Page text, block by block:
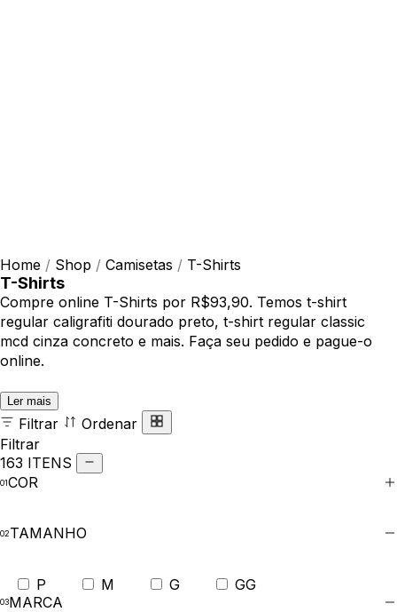
Home / Shop / Camisetas / T-Shirts
T-Shirts
Compre online T-Shirts por R$93,90. Temos t-shirt
regular caligrafiti dourado preto, t-shirt regular classic
mcd cinza concreto e mais. Faça seu pedido e pague-o
online.
Ler mais
Filtrar
Ordenar
Filtrar
163 ITENS
COR
TAMANHO
P M G
GG
MARCA